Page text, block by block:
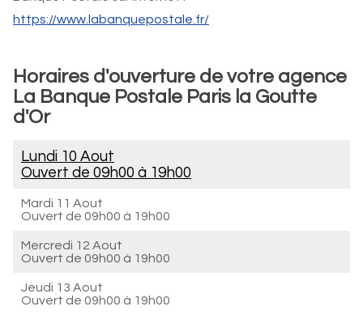
https://www.labanquepostale.fr/
Horaires d'ouverture de votre agence
La Banque Postale Paris la Goutte
d'Or
Lundi 10 Aout
Ouvert de 09h00 à 19h00
Mardi 11 Aout
Ouvert de 09h00 à 19h00
Mercredi 12 Aout
Ouvert de 09h00 à 19h00
Jeudi 13 Aout
Ouvert de 09h00 à 19h00